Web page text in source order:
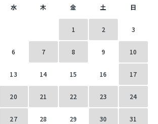
水 木 金 土 日
1 2 3
6 7 8 9 10
13 14 15 16 17
20 21 22 23 24
27 28 29 30 31